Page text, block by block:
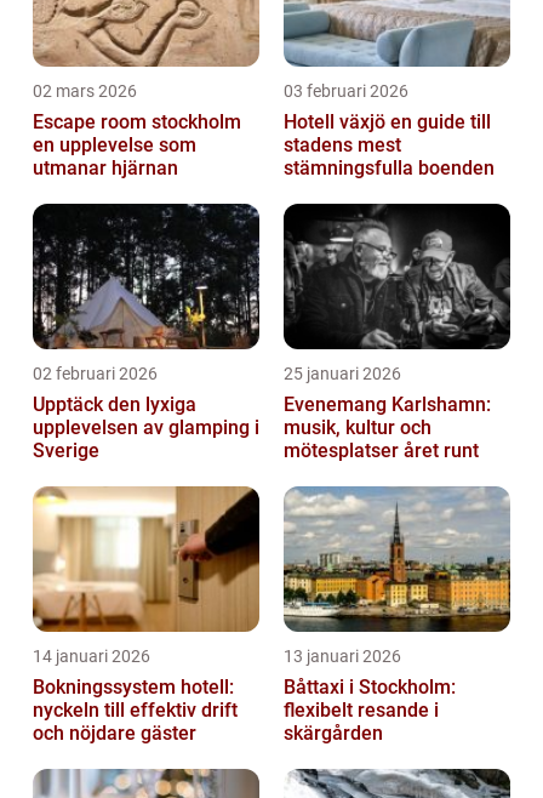
02 mars 2026
Escape room stockholm
en upplevelse som
utmanar hjärnan
03 februari 2026
Hotell växjö en guide till
stadens mest
stämningsfulla boenden
02 februari 2026
Upptäck den lyxiga
upplevelsen av glamping i
Sverige
25 januari 2026
Evenemang Karlshamn:
musik, kultur och
mötesplatser året runt
14 januari 2026
Bokningssystem hotell:
nyckeln till effektiv drift
och nöjdare gäster
13 januari 2026
Båttaxi i Stockholm:
flexibelt resande i
skärgården